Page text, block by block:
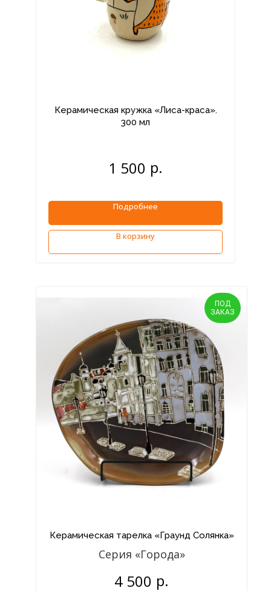
Керамическая кружка «Лиса-краса».
300 мл
1 500 р.
Подробнее
В корзину
ПОД
ЗАКАЗ
Керамическая тарелка «Граунд Солянка»
Серия «Города»
4 500 р.